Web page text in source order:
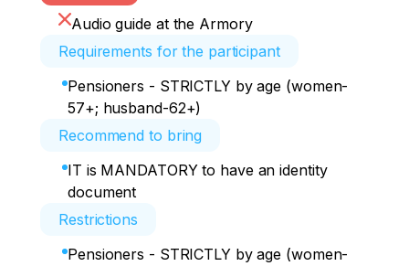
Audio guide at the Armory
Requirements for the participant
Pensioners - STRICTLY by age (women-
57+; husband-62+)
Recommend to bring
IT is MANDATORY to have an identity
document
Restrictions
Pensioners - STRICTLY by age (women-